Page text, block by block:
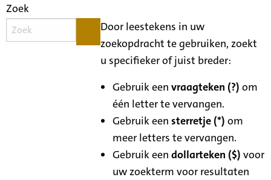
Zoek
Door leestekens in uw
zoekopdracht te gebruiken, zoekt
u specifieker of juist breder:
Gebruik eenvraagteken (?) om
één letter te vervangen.
Gebruik eensterretje (*) om
meer letters te vervangen.
Gebruik eendollarteken ($) voor
uw zoekterm voor resultaten